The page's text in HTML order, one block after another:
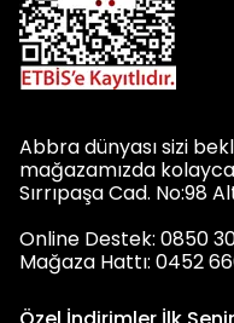
Abbra dünyası sizi
mağazamızda
Sırrıpaşa Cad. No:98
Online Destek: 0850
Mağaza Hattı: 0452